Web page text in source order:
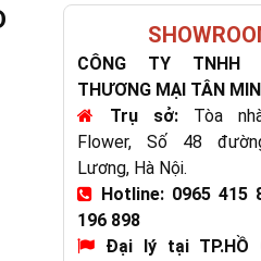
CÔNG TY
THƯƠNG MẠI TÂN
Trụ sở: Tòa
Flower, Số 48
Lương, Hà Nội.
Hotline: 0965 415
196 898
Đại lý tại TP.HỒ